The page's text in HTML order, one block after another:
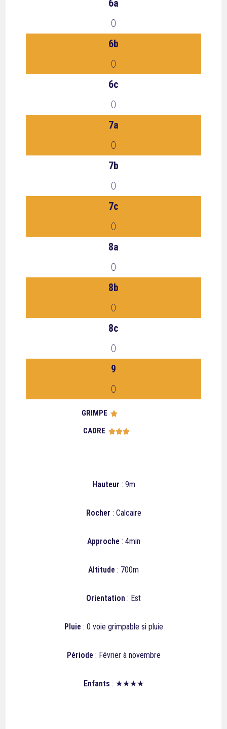
6a
0
6b
0
6c
0
7a
0
7b
0
7c
0
8a
0
8b
0
8c
0
9
0
GRIMPE 
CADRE 
Hauteur : 9m
Rocher : Calcaire
Approche : 4min
Altitude : 700m
Orientation : Est
Pluie : 0 voie grimpable si pluie
Période : Février à novembre
Enfants : ★★★★